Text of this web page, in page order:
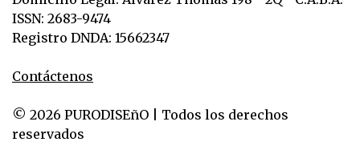
ISSN: 2683-9474
Registro DNDA: 15662347
Contáctenos
© 2026 PURODISEñO | Todos los derechos
reservados